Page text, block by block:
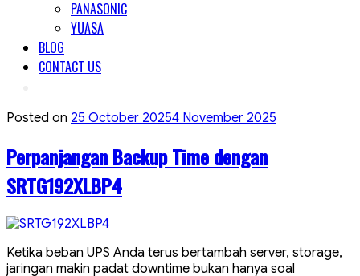
PANASONIC
YUASA
BLOG
CONTACT US
Posted on 25 October 20254 November 2025
Perpanjangan Backup Time dengan
SRTG192XLBP4
Ketika beban UPS Anda terus bertambah server, storage,
jaringan makin padat downtime bukan hanya soal